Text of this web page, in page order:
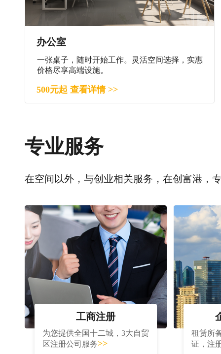
办公室
一张桌子，随时开始工作。灵活空间选择，实惠
价格尽享高端设施。
500元起 查看详情 >>
专业服务
在空间以外，与创业相关服务，在创富港，
工商注册
为您提供全国十二城，3大自贸
区注册公司服务>>
租赁所
证，注